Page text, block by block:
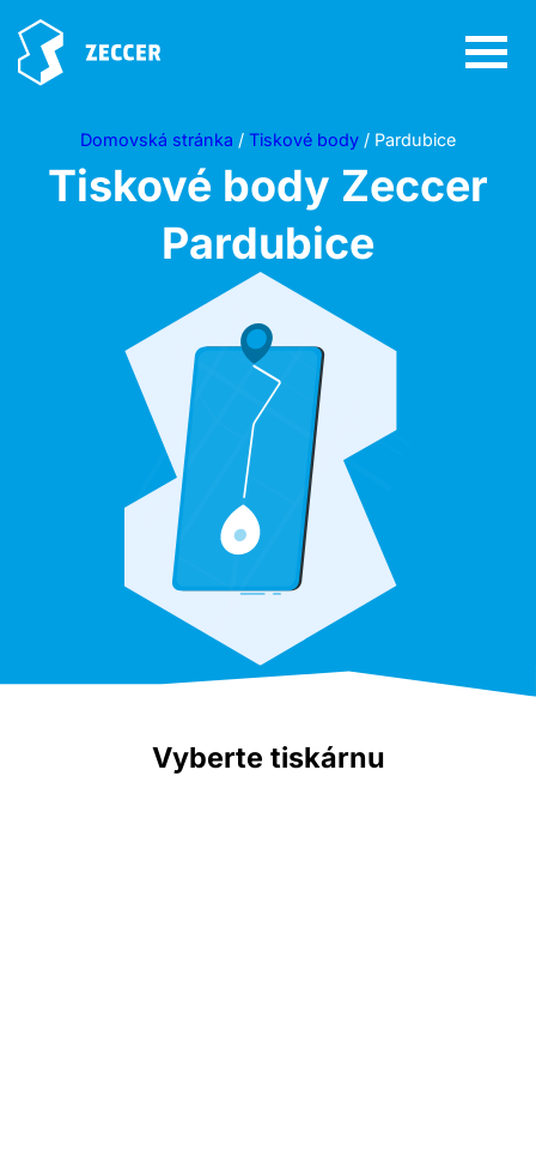
Domovská stránka / Tiskové body / Pardubice
Tiskové body Zeccer
Pardubice
Vyberte tiskárnu